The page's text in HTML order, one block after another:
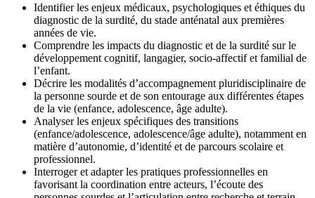
Identifier les enjeux médicaux, psychologiques et éthiques du
diagnostic de la surdité, du stade anténatal aux premières
années de vie.
Comprendre les impacts du diagnostic et de la surdité sur le
développement cognitif, langagier, socio-affectif et familial de
l’enfant.
Décrire les modalités d’accompagnement pluridisciplinaire de
la personne sourde et de son entourage aux différentes étapes
de la vie (enfance, adolescence, âge adulte).
Analyser les enjeux spécifiques des transitions
(enfance/adolescence, adolescence/âge adulte), notamment en
matière d’autonomie, d’identité et de parcours scolaire et
professionnel.
Interroger et adapter les pratiques professionnelles en
favorisant la coordination entre acteurs, l’écoute des